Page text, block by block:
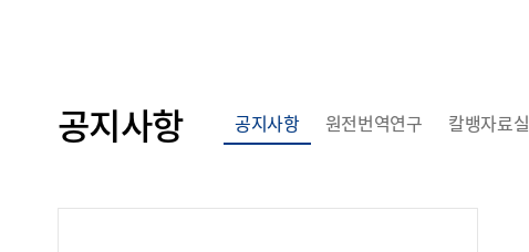
공지사항 공지사항 원전번역연구 칼뱅자료실